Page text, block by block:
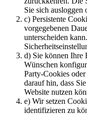
Sie sich ausloggen
c) Persistente
vorgegebenen
unterscheiden
d) Sie können Ihre
Wünschen
Party-Cookies
darauf hin, dass
Website nutzen
e) Wir setzen
identifizieren zu